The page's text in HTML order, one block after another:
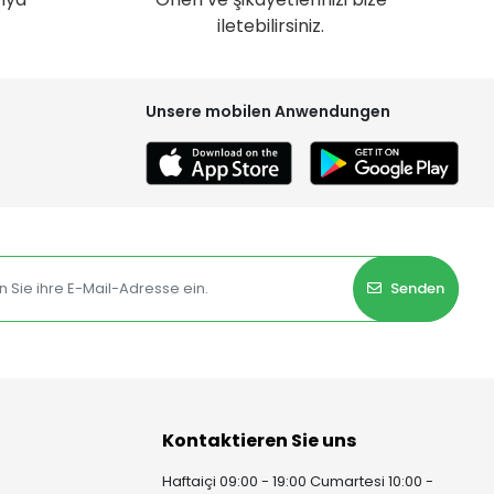
iletebilirsiniz.
Unsere mobilen Anwendungen
Senden
Kontaktieren Sie uns
Haftaiçi 09:00 - 19:00 Cumartesi 10:00 -